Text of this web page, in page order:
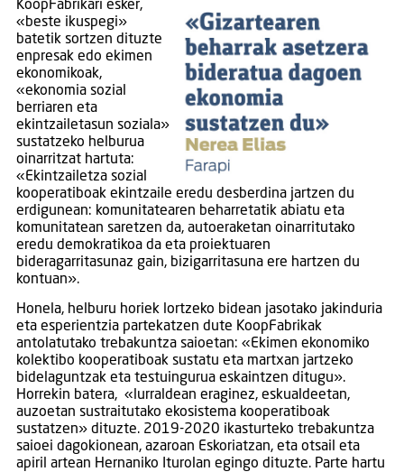
KoopFabrikari esker,
«beste ikuspegi»
batetik sortzen dituzte
enpresak edo ekimen
ekonomikoak,
«ekonomia sozial
berriaren eta
ekintzailetasun soziala»
sustatzeko helburua
oinarritzat hartuta:
«Ekintzailetza sozial
kooperatiboak ekintzaile eredu desberdina jartzen du
erdigunean: komunitatearen beharretatik abiatu eta
komunitatean saretzen da, autoeraketan oinarritutako
eredu demokratikoa da eta proiektuaren
bideragarritasunaz gain, bizigarritasuna ere hartzen du
kontuan».
Honela, helburu horiek lortzeko bidean jasotako jakinduria
eta esperientzia partekatzen dute KoopFabrikak
antolatutako trebakuntza saioetan: «Ekimen ekonomiko
kolektibo kooperatiboak sustatu eta martxan jartzeko
bidelaguntzak eta testuingurua eskaintzen ditugu».
Horrekin batera, «lurraldean eraginez, eskualdeetan,
auzoetan sustraitutako ekosistema kooperatiboak
sustatzen» dituzte. 2019-2020 ikasturteko trebakuntza
saioei dagokionean, azaroan Eskoriatzan, eta otsail eta
apiril artean Hernaniko Iturolan egingo dituzte. Parte hartu